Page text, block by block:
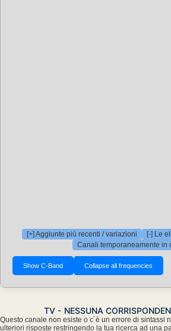
[+] Aggiunte più recenti / variazioni
[-] Le
Canali temporaneamente in
TV - NESSUNA
Questo canale non esiste o c´è un errore di sintassi
ulteriori risposte restringendo la tua ricerca ad una